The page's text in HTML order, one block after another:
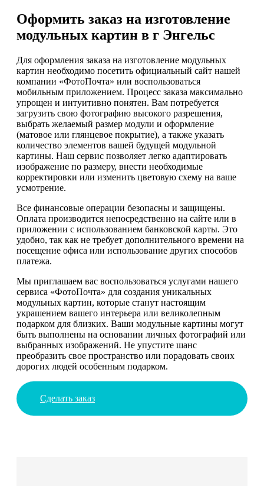
Оформить заказ на изготовление
модульных картин в г Энгельс
Для оформления заказа на изготовление модульных
картин необходимо посетить официальный сайт нашей
компании «ФотоПочта» или воспользоваться
мобильным приложением. Процесс заказа максимально
упрощен и интуитивно понятен. Вам потребуется
загрузить свою фотографию высокого разрешения,
выбрать желаемый размер модули и оформление
(матовое или глянцевое покрытие), а также указать
количество элементов вашей будущей модульной
картины. Наш сервис позволяет легко адаптировать
изображение по размеру, внести необходимые
корректировки или изменить цветовую схему на ваше
усмотрение.
Все финансовые операции безопасны и защищены.
Оплата производится непосредственно на сайте или в
приложении с использованием банковской карты. Это
удобно, так как не требует дополнительного времени на
посещение офиса или использование других способов
платежа.
Мы приглашаем вас воспользоваться услугами нашего
сервиса «ФотоПочта» для создания уникальных
модульных картин, которые станут настоящим
украшением вашего интерьера или великолепным
подарком для близких. Ваши модульные картины могут
быть выполнены на основании личных фотографий или
выбранных изображений. Не упустите шанс
преобразить свое пространство или порадовать своих
дорогих людей особенным подарком.
Сделать заказ